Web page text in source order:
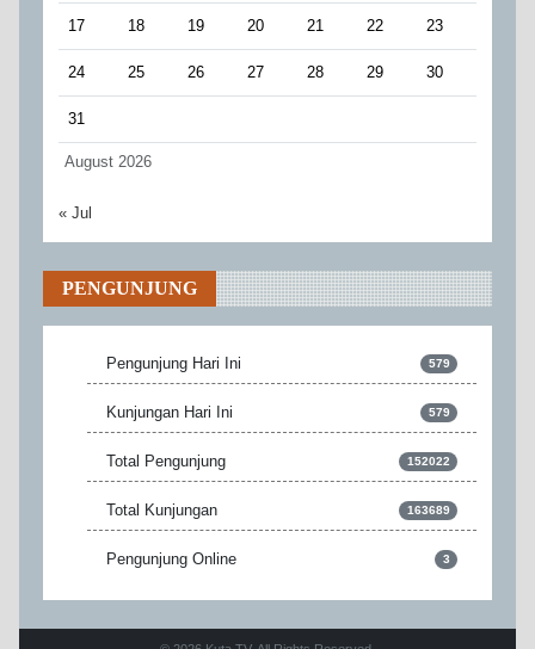
August 2026
17 18 19 20 21 22 23
24 25 26 27 28 29 30
31
« Jul
PENGUNJUNG
Pengunjung Hari Ini 579
Kunjungan Hari Ini 579
Total Pengunjung 152022
Total Kunjungan 163689
Pengunjung Online 3